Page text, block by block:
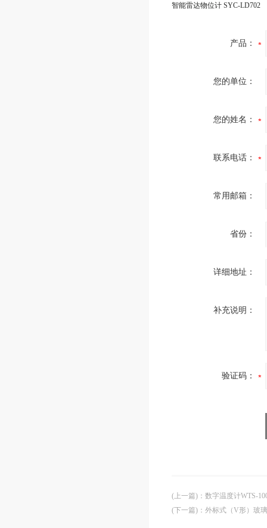
智能雷达物位计 SYC-LD702
产品：
您的单位：
您的姓名：
联系电话：
常用邮箱：
省份：
详细地址：
补充说明：
验证码：
(上一篇) ： 数字温度计WTS-
(下一篇) ： 外标式（V形）玻